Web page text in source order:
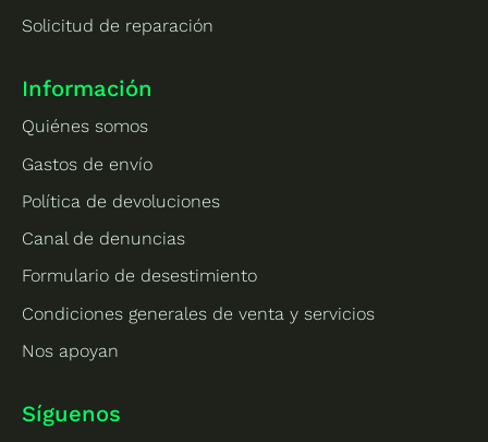
Solicitud de reparación
Información
Quiénes somos
Gastos de envío
Política de devoluciones
Canal de denuncias
Formulario de desestimiento
Condiciones generales de venta y servicios
Nos apoyan
Síguenos